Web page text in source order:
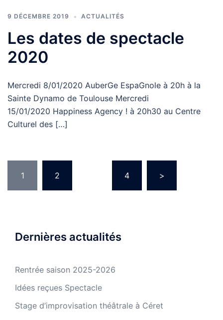
9 DÉCEMBRE 2019 ACTUALITÉS
Les dates de spectacle
2020
Mercredi 8/01/2020 AuberGe EspaGnole à 20h à la
Sainte Dynamo de Toulouse Mercredi
15/01/2020 Happiness Agency ! à 20h30 au Centre
Culturel des […]
Pagination
1 2 4 >
Dernières actualités
Rentrée saison 2025-2026
Idées reçues Spectacle
Stage d’improvisation théâtrale à Céret